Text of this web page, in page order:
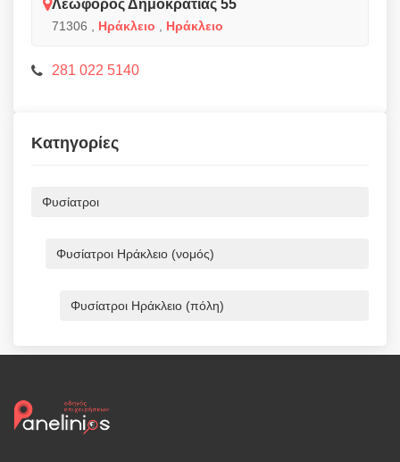
Λεωφόρος Δημοκρατίας 55
71306 Ηράκλειο Ηράκλειο
281 022 5140
Κατηγορίες
Φυσίατροι
Φυσίατροι Ηράκλειο (νομός)
Φυσίατροι Ηράκλειο (πόλη)